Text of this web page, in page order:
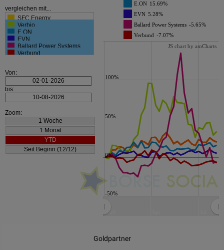
vergleichen mit...
SFC Energy
Verbio
E.ON
EVN
Ballard Power Systems
Verbund
Von:
bis:
Zoom:
E.ON 15.69%
EVN 5.28%
Ballard Power Systems -5.65%
Verbund -7.07%
-50%
0%
50%
100%
JS chart by amCharts
2026
Goldpartner